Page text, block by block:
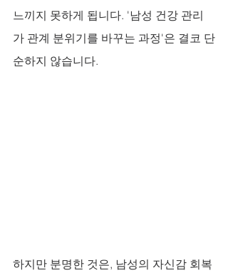
느끼지 못하게 됩니다. '남성 건강 관리
가 관계 분위기를 바꾸는 과정'은 결코 단
순하지 않습니다.
하지만 분명한 것은, 남성의 자신감 회복